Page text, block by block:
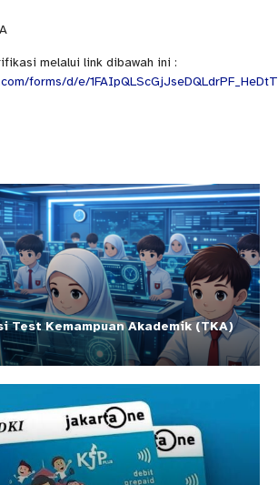
melalui link dibawah ini :
forms/d/e/
Test Kemampuan Akademik (TKA)